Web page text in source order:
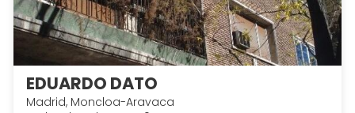
EDUARDO DATO
Madrid, Moncloa-Aravaca